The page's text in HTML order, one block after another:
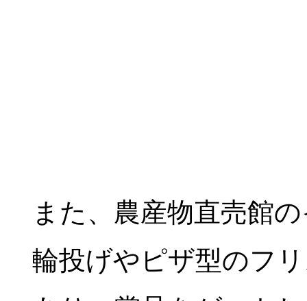
また、農産物直売館
輪投げやピザ型のフ